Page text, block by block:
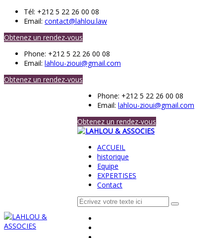
Tél: +212 5 22 26 00 08
Email: contact@lahlou.law
Obtenez un rendez-vous
Phone: +212 5 22 26 00 08
Email: lahlou-zioui@gmail.com
Obtenez un rendez-vous
Phone: +212 5 22 26 00 08
Email:lahlou-zioui@gmail.com
Obtenez un rendez-vous
ACCUEIL
historique
Equipe
EXPERTISES
Contact